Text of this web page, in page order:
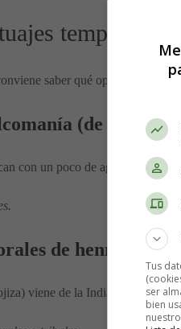
temporales
saber qué opciones
(de agua)
con un poco de agua. Duran
de henna
viene de la India y otros
Tus
ser
bien